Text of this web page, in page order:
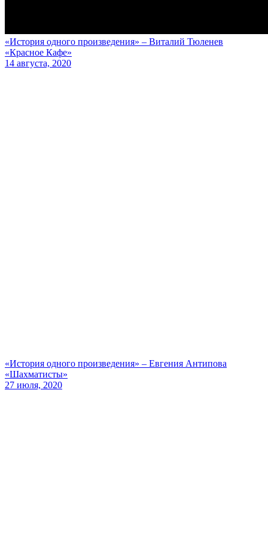
«История одного произведения» – Виталий Тюленев
«Красное Кафе»
14 августа, 2020
«История одного произведения» – Евгения Антипова
«Шахматисты»
27 июля, 2020